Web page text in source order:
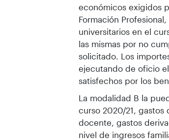
económicos exigidos
Formación
universitarios en el
las mismas por no
solicitado. Los
ejecutando de oficio
satisfechos por los
La modalidad B la
curso 2020/21,
docente, gastos
nivel de ingresos